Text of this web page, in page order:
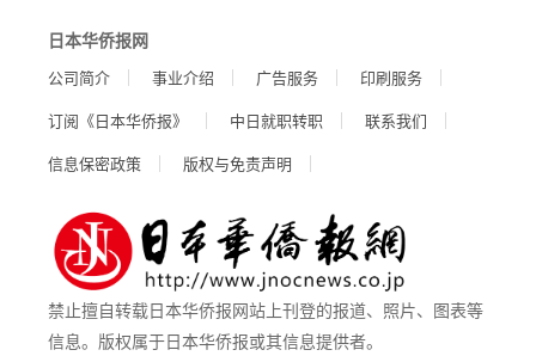
日本华侨报网
公司简介 事业介绍 广告服务
印刷服务
订阅《日本华侨报》
中日就职转职
联系我们
信息保密政策
版权与免责声明
禁止擅自转载日本华侨报网站上刊登的报道、照片、图表等
信息。版权属于日本华侨报或其信息提供者。